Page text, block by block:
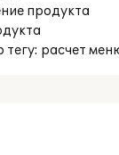
продукта
тегу: расчет